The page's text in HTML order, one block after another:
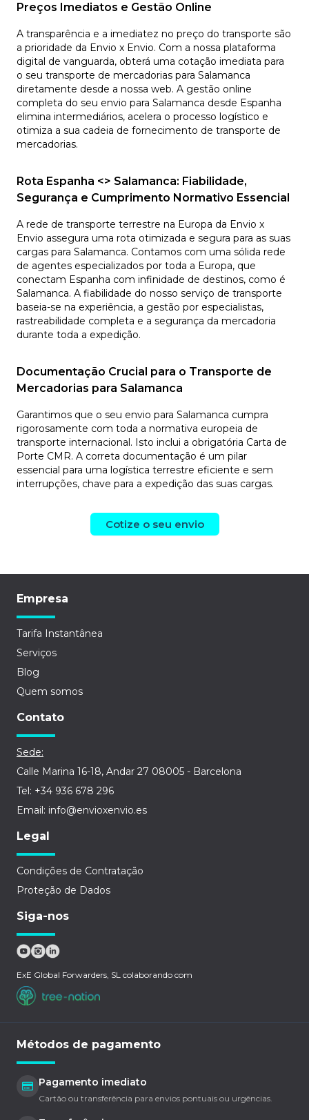
Preços Imediatos e Gestão Online
A transparência e a imediatez no preço do transporte são
a prioridade da Envio x Envio. Com a nossa plataforma
digital de vanguarda, obterá uma cotação imediata para
o seu transporte de mercadorias para Salamanca
diretamente desde a nossa web. A gestão online
completa do seu envio para Salamanca desde Espanha
elimina intermediários, acelera o processo logístico e
otimiza a sua cadeia de fornecimento de transporte de
mercadorias.
Rota Espanha <> Salamanca: Fiabilidade,
Segurança e Cumprimento Normativo Essencial
A rede de transporte terrestre na Europa da Envio x
Envio assegura uma rota otimizada e segura para as suas
cargas para Salamanca. Contamos com uma sólida rede
de agentes especializados por toda a Europa, que
conectam Espanha com infinidade de destinos, como é
Salamanca. A fiabilidade do nosso serviço de transporte
baseia-se na experiência, a gestão por especialistas,
rastreabilidade completa e a segurança da mercadoria
durante toda a expedição.
Documentação Crucial para o Transporte de
Mercadorias para Salamanca
Garantimos que o seu envio para Salamanca cumpra
rigorosamente com toda a normativa europeia de
transporte internacional. Isto inclui a obrigatória Carta de
Porte CMR. A correta documentação é um pilar
essencial para uma logística terrestre eficiente e sem
interrupções, chave para a expedição das suas cargas.
Cotize o seu envio
Empresa
Tarifa Instantânea
Serviços
Blog
Quem somos
Contato
Sede:
Calle Marina 16-18, Andar 27 08005 - Barcelona
Tel: +34 936 678 296
Email: info@envioxenvio.es
Legal
Condições de Contratação
Proteção de Dados
Siga-nos
ExE Global Forwarders, SL colaborando com
Métodos de pagamento
Pagamento imediato
Cartão ou transferência para envios pontuais ou urgências.